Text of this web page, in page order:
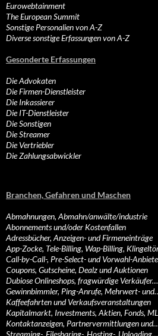
Eurowebtainment
The European Summit
Sonstige Personalien von A-Z
Diverse sonstige Erfassungen von A-Z
Gesonderte Erfassungen
Die Advokaten
Die Firmen-Dienstleister
Die Inkassierer
Die IT-Dienstleister
Die Sonstigen
Die Streamer
Die Vertriebler
Die Zahlungsabwickler
Branchen, Gefahren und Maschen
Abmahnungen, Abmahn/anwälte/industrie
Abonnements und/oder Kostenfallen
Adressbücher, Anzeigen- und Firmeneinträge
App-Zocke, Tele-Billing, Wap-Billing,
Call-by-Call-, Pre-Select- und Vorwahl-
Coupons, Gutscheine, Dealz und Auktionen
Dubiose Onlineshops, fragwürdige Verkäufer…
Gewinnbimmler, Ping-Anrufe, Mehrwert-
Kaffeefahrten und Verkaufsveranstaltungen
Kapitalmarkt, Investments, Aktien, Fonds,
Kontaktanzeigen, Partnervermittlungen und…